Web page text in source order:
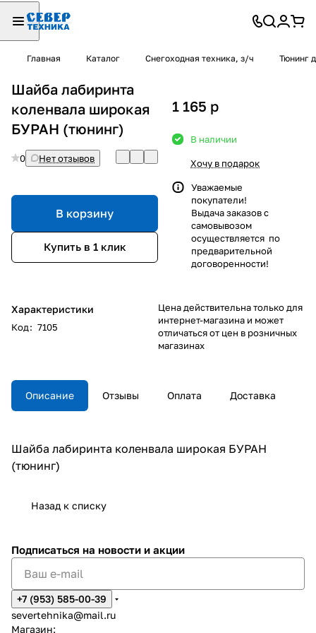
Главная Каталог Снегоходная техника, з/ч Тюнинг
Шайба лабиринта
коленвала широкая
БУРАН (тюнинг)
0 Нет отзывов
В корзину
Купить в 1 клик
Характеристики
Код: 7105
1 165 p
В наличии
Хочу в подарок
Уважаемые
покупатели!
Выдача заказов с
самовывозом
осуществляется по
предварительной
договоренности!
Цена действительна только для
интернет-магазина и может
отличаться от цен в розничных
магазинах
Описание Отзывы Оплата Доставка
Шайба лабиринта коленвала широкая БУРАН
(тюнинг)
Назад к списку
Подписаться на новости и акции
+7 (953) 585-00-39
severtehnika@mail.ru
Магазин: